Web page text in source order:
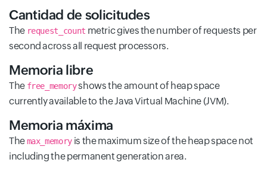
Cantidad de solicitudes
The request_count metric gives the number of requests per
second across all request processors.
Memoria libre
The free_memoryshows the amount of heap space
currently available to the Java Virtual Machine (JVM).
Memoria máxima
Themax_memoryis the maximum size of the heap space not
including the permanent generation area.